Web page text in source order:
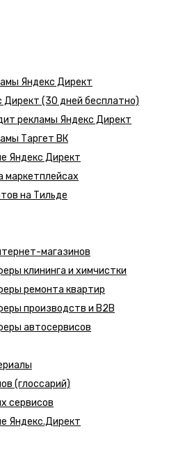
Яндекс Директ
Директ (30 дней бесплатно)
рекламы Яндекс Директ
Таргет ВК
Яндекс Директ
маркетплейсах
на Тильде
магазинов
клининга и химчистки
ремонта квартир
производств и B2B
автосервисов
(глоссарий)
сервисов
Яндекс.Директ